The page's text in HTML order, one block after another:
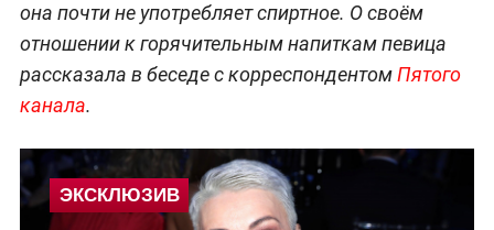
она почти не употребляет спиртное. О своём
отношении к горячительным напиткам певица
рассказала в беседе с корреспондентомПятого
канала.